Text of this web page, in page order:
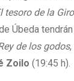
tesoro de la
Úbeda
de los godos,
Zoilo (19:45 h).